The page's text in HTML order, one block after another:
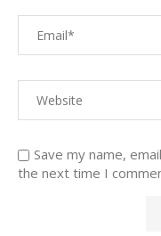
Save my name,
the next time I